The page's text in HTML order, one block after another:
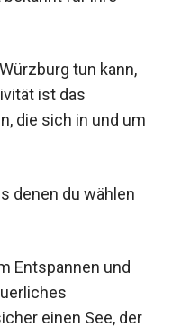
tun kann,
ist das
die sich in und um
denen du wählen
Entspannen und
einen See, der